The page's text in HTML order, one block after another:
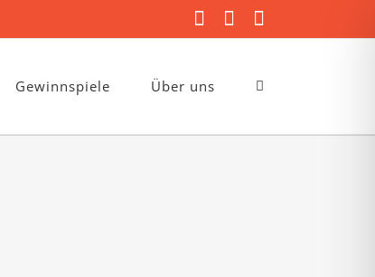
FacebookInstagram
Mail
Gewinnspiele Über uns